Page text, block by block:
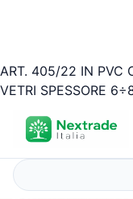
ART. 405/22 IN PVC
VETRI SPESSORE